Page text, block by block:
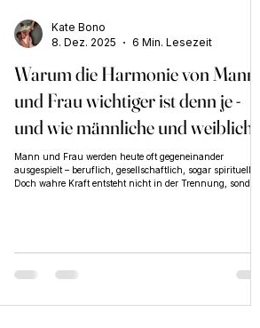
Warum die Harmonie von Mann
und Frau wichtiger ist denn je -
und wie männliche und weibliche
Energie darin wirkt
Mann und Frau werden heute oft gegeneinander
ausgespielt – beruflich, gesellschaftlich, sogar spirituell.
Doch wahre Kraft entsteht nicht in der Trennung, sondern
Kate Bono
8. Dez. 2025
6 Min. Lesezeit